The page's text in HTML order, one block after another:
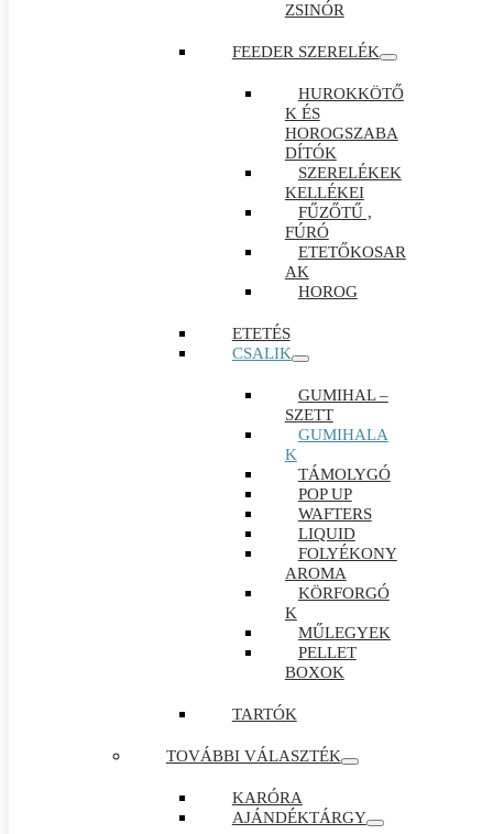
ZSINÓR
FEEDER SZERELÉK
HUROKKÖTŐ
K ÉS
HOROGSZABA
DÍTÓK
SZERELÉKEK
KELLÉKEI
FŰZŐTŰ ,
FÚRÓ
ETETŐKOSAR
AK
HOROG
ETETÉS
CSALIK
GUMIHAL –
SZETT
GUMIHALA
K
TÁMOLYGÓ
POP UP
WAFTERS
LIQUID
FOLYÉKONY
AROMA
KÖRFORGÓ
K
MŰLEGYEK
PELLET
BOXOK
TARTÓK
TOVÁBBI VÁLASZTÉK
KARÓRA
AJÁNDÉKTÁRGY